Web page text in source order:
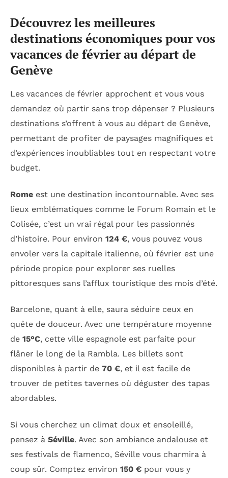
Découvrez les meilleures
destinations économiques pour vos
vacances de février au départ de
Genève
Les vacances de février approchent et vous vous
demandez où partir sans trop dépenser ? Plusieurs
destinations s’offrent à vous au départ de Genève,
permettant de profiter de paysages magnifiques et
d’expériences inoubliables tout en respectant votre
budget.
Rome est une destination incontournable. Avec ses
lieux emblématiques comme le Forum Romain et le
Colisée, c’est un vrai régal pour les passionnés
d’histoire. Pour environ 124 €, vous pouvez vous
envoler vers la capitale italienne, où février est une
période propice pour explorer ses ruelles
pittoresques sans l’afflux touristique des mois d’été.
Barcelone, quant à elle, saura séduire ceux en
quête de douceur. Avec une température moyenne
de 15°C, cette ville espagnole est parfaite pour
flâner le long de la Rambla. Les billets sont
disponibles à partir de 70 €, et il est facile de
trouver de petites tavernes où déguster des tapas
abordables.
Si vous cherchez un climat doux et ensoleillé,
pensez à Séville. Avec son ambiance andalouse et
ses festivals de flamenco, Séville vous charmira à
coup sûr. Comptez environ 150 € pour vous y